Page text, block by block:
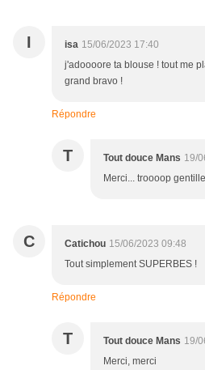
I isa 15/06/2023 17:40
j'adoooore ta blouse ! tout me
grand bravo !
Répondre
T Tout douce Mans 19/
Merci... troooop
C Catichou 15/06/2023 09:48
Tout simplement SUPERBES !
Répondre
T Tout douce Mans 19/
Merci, merci